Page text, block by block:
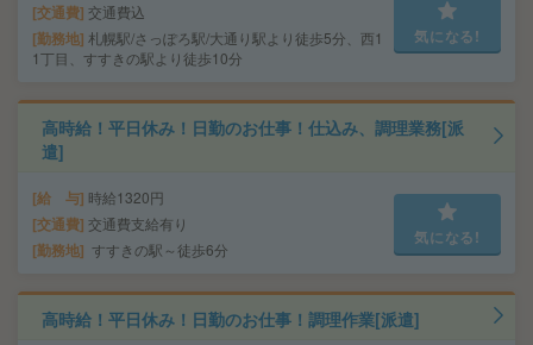
交通費 交通費込
勤務地 札幌駅/さっぽろ駅/大通り駅より徒歩5分、西1
1丁目、すすきの駅より徒歩10分
気になる!
高時給！平日休み！日勤のお仕事！仕込み、調理業務[派
遣]
給 与 時給1320円
交通費 交通費支給有り
勤務地 すすきの駅～徒歩6分
気になる!
高時給！平日休み！日勤のお仕事！調理作業[派遣]